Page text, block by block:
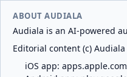
ABOUT AUDIALA
Audiala is an AI-powered
Editorial content (c)
iOS app: